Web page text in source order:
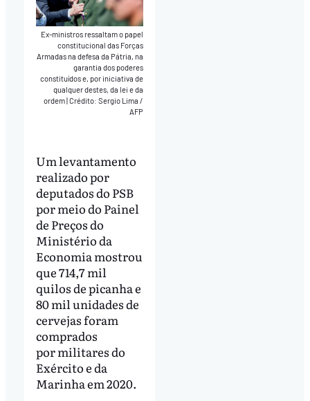
Ex-ministros ressaltam o papel
constitucional das Forças
Armadas na defesa da Pátria, na
garantia dos poderes
constituídos e, por iniciativa de
qualquer destes, da lei e da
ordem|Crédito: Sergio Lima /
AFP
Um levantamento
realizado por
deputados do PSB
por meio do Painel
de Preços do
Ministério da
Economia mostrou
que 714,7 mil
quilos de picanha e
80 mil unidades de
cervejas foram
comprados
por militares do
Exército e da
Marinha em 2020.